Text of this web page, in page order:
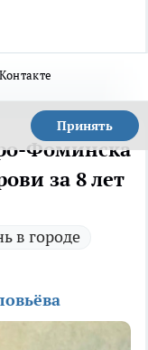
Принять
Фоминска
за 8 лет
в городе